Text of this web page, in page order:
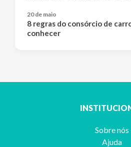
20 de maio
8 regras do consórcio de
conhecer
Sobre nós
Ajuda